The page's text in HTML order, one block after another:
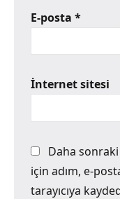
E-posta *
İnternet sitesi
Daha
için adım, e-
tarayıcıya